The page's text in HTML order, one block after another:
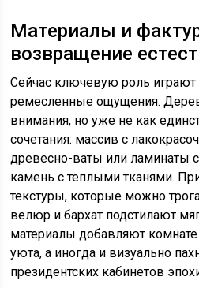
Материалы и
возвращение
Сейчас ключевую роль
ремесленные ощущения.
внимания, но уже не как
сочетания: массив с
древесно-ваты или ламинаты
камень с теплыми тканями.
текстуры, которые можно
велюр и бархат подстилают
материалы добавляют
уюта, а иногда и визуально
президентских кабинетов